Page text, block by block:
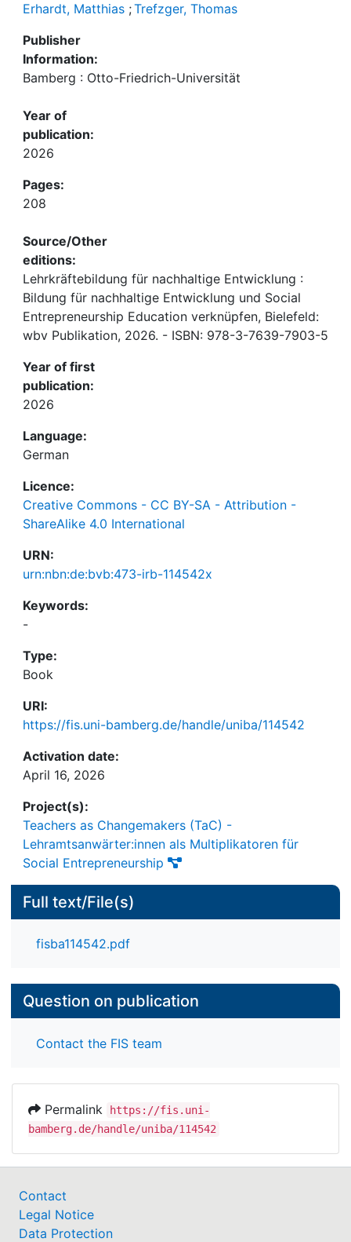
Erhardt, Matthias ;Trefzger, Thomas
Publisher
Information:
Bamberg : Otto-Friedrich-Universität
Year of
publication:
2026
Pages:
208
Source/Other
editions:
Lehrkräftebildung für nachhaltige Entwicklung :
Bildung für nachhaltige Entwicklung und Social
Entrepreneurship Education verknüpfen, Bielefeld:
wbv Publikation, 2026. - ISBN: 978-3-7639-7903-5
Year of first
publication:
2026
Language:
German
Licence:
Creative Commons - CC BY-SA - Attribution -
ShareAlike 4.0 International
URN:
urn:nbn:de:bvb:473-irb-114542x
Keywords:
-
Type:
Book
URI:
https://fis.uni-bamberg.de/handle/uniba/114542
Activation date:
April 16, 2026
Project(s):
Teachers as Changemakers (TaC) -
Lehramtsanwärter:innen als Multiplikatoren für
Social Entrepreneurship
Full text/File(s)
fisba114542.pdf
Question on publication
Contact the FIS team
Permalink
https://fis.uni-
bamberg.de/handle/uniba/114542
Contact
Legal Notice
Data Protection